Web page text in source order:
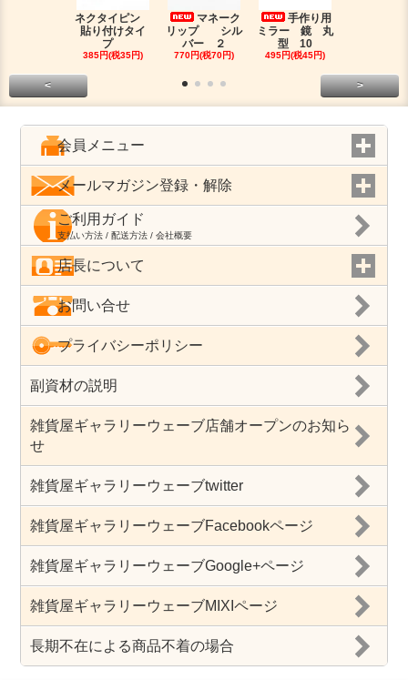
ネクタイピン
貼り付けタイ
プ
385円(税35円)
マネーク
リップ シル
バー ２
770円(税70円)
手作り用
ミラー 鏡 丸
型 10
495円(税45円)
< >
会員メニュー
メールマガジン登録・解除
ご利用ガイド
支払い方法 / 配送方法 / 会社概要
店長について
お問い合せ
プライバシーポリシー
副資材の説明
雑貨屋ギャラリーウェーブ店舗オープンのお知ら
せ
雑貨屋ギャラリーウェーブtwitter
雑貨屋ギャラリーウェーブFacebookページ
雑貨屋ギャラリーウェーブGoogle+ページ
雑貨屋ギャラリーウェーブMIXIページ
長期不在による商品不着の場合